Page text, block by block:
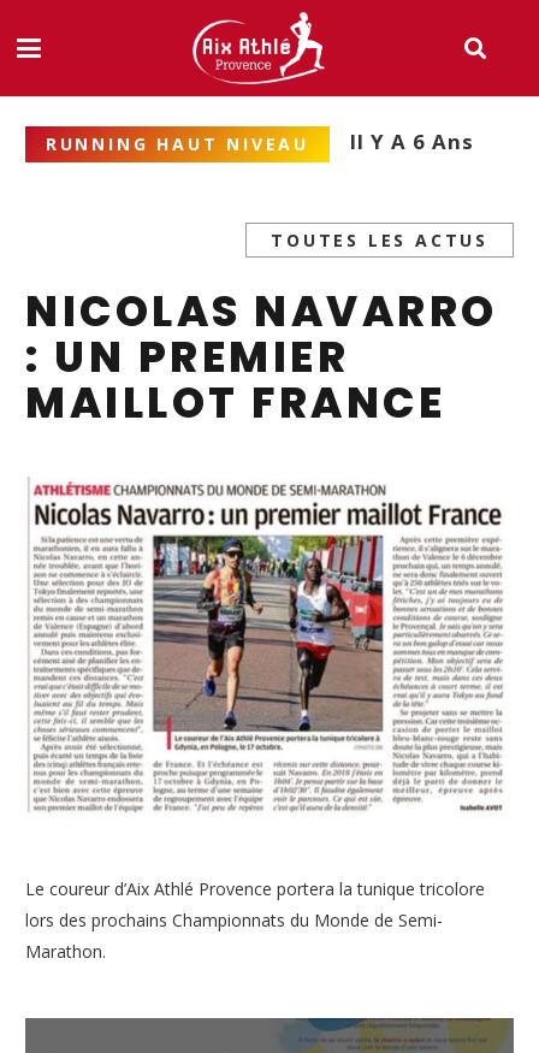
RUNNING HAUT NIVEAU Il Y A 6 Ans
TOUTES LES ACTUS
NICOLAS NAVARRO
: UN PREMIER
MAILLOT FRANCE
Le coureur d’Aix Athlé Provence portera la tunique tricolore
lors des prochains Championnats du Monde de Semi-
Marathon.